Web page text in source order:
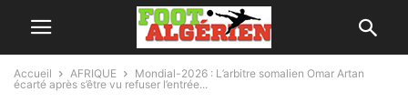
Accueil AFRIQUE
Mondial-2026 : L’arbitre somalien Omar Artan
écarté après s’être vu refuser l’entrée...